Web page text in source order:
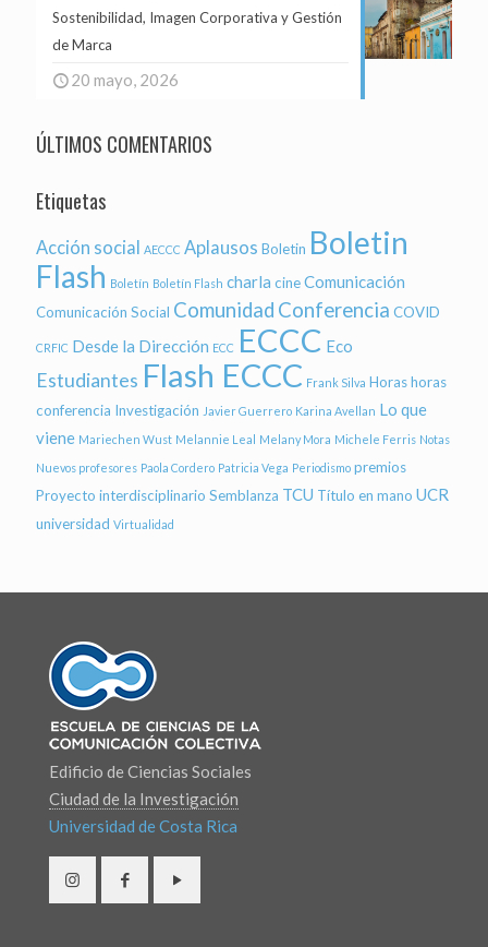
Sostenibilidad, Imagen Corporativa y Gestión
de Marca
20 mayo, 2026
ÚLTIMOS COMENTARIOS
Etiquetas
Acción social AECCC Aplausos Boletin Boletin
Flash Boletín Boletín Flash charla cineComunicación
Comunicación Social Comunidad Conferencia COVID
CRFIC Desde la Dirección ECC ECCC Eco
Estudiantes Flash ECCC Frank Silva Horashoras
conferencia Investigación Javier Guerrero Karina Avellan Lo que
viene Mariechen Wust Melannie Leal Melany Mora Michele Ferris Notas
Nuevos profesores Paola Cordero Patricia Vega Periodismo premios
Proyecto interdisciplinario Semblanza TCU Título en mano UCR
universidad Virtualidad
Edificio de Ciencias Sociales
Ciudad de la Investigación
Universidad de Costa Rica